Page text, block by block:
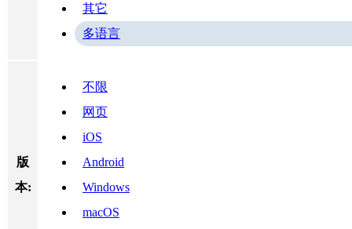
其它
多语言
版
本:
不限
网页
iOS
Android
Windows
macOS